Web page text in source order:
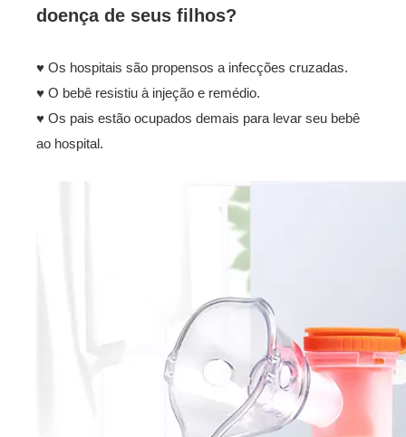
doença de seus filhos?
♥ Os hospitais são propensos a infecções cruzadas.
♥ O bebê resistiu à injeção e remédio.
♥ Os pais estão ocupados demais para levar seu bebê
ao hospital.